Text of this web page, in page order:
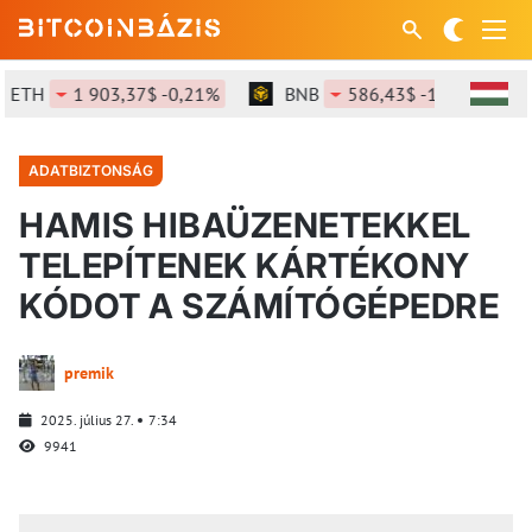
1 903,37$ -0,21% BNB 586,43$ -1,34%
ADATBIZTONSÁG
HAMIS HIBAÜZENETEKKEL
TELEPÍTENEK KÁRTÉKONY
KÓDOT A SZÁMÍTÓGÉPEDRE
premik
2025. július 27.
7:34
9941